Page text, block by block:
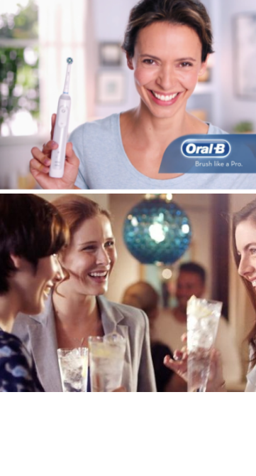
OralB – Italy
OralB – Super Premium